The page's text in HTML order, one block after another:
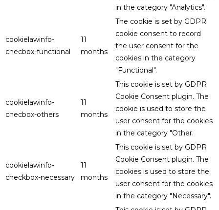
in the category "Analytics".
cookielawinfo-
checbox-functional
11
months
The cookie is set by GDPR
cookie consent to record
the user consent for the
cookies in the category
"Functional".
cookielawinfo-
checbox-others
11
months
This cookie is set by GDPR
Cookie Consent plugin. The
cookie is used to store the
user consent for the cookies
in the category "Other.
cookielawinfo-
checkbox-necessary
11
months
This cookie is set by GDPR
Cookie Consent plugin. The
cookies is used to store the
user consent for the cookies
in the category "Necessary".